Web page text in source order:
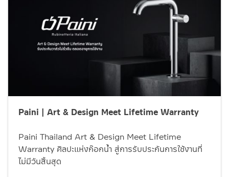
Paini | Art & Design Meet Lifetime Warranty
Paini Thailand Art & Design Meet Lifetime
Warranty ศิลปะแห่งก๊อกน้ำ สู่การรับประกันการใช้งานที่
ไม่มีวันสิ้นสุด